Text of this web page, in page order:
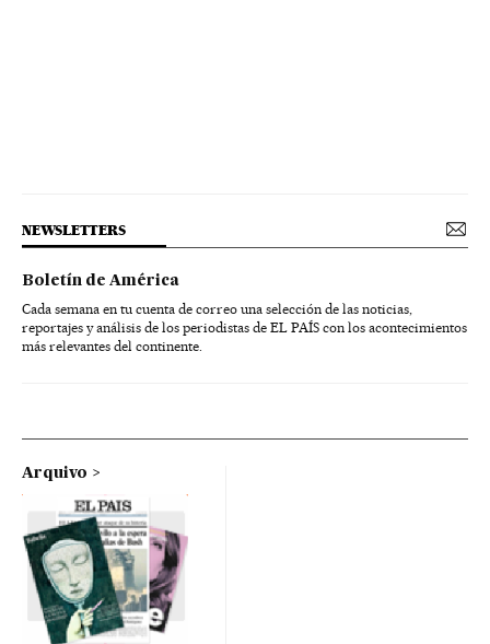
NEWSLETTERS
Boletín de América
Cada semana en tu cuenta de correo una selección de las noticias,
reportajes y análisis de los periodistas de EL PAÍS con los acontecimientos
más relevantes del continente.
Arquivo